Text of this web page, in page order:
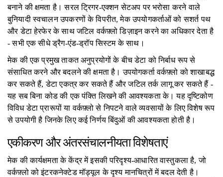
बनाने की क्षमता है। सरल ट्रिगर-एक्शन सेटअप पर भरोसा करने वाले
बुनियादी स्वचालन उपकरणों के विपरीत, मेक उपयोगकर्ताओं को सशर्त पथ
और डेटा हेरफेर के साथ जटिल वर्कफ़्लो डिज़ाइन करने का अधिकार देता है
- सभी एक सीधे ड्रैग-एंड-ड्रॉप सिस्टम के साथ।
मेक की एक प्रमुख ताकत अनुप्रयोगों के बीच डेटा को निर्बाध रूप से
संसाधित करने और बदलने की क्षमता है। उपयोगकर्ता वर्कफ़्लो को शाखाबद्ध
कर सकते हैं, डेटा एकत्र कर सकते हैं और जटिल तर्क लागू कर सकते हैं -
यह सब बिना कोड की एक पंक्ति लिखने की आवश्यकता के। यह दृष्टिकोण
विविध डेटा प्रारूपों या वर्कफ़्लो से निपटने वाले व्यवसायों के लिए विशेष रूप
से उपयोगी है जिनके लिए कई निर्णय बिंदुओं की आवश्यकता होती है।
एकीकरण और अंतरसंचालनीयता विशेषताएं
मेक की कार्यक्षमता के केंद्र में इसकी परिदृश्य-आधारित वास्तुकला है, जो
वर्कफ़्लो को इंटरकनेक्टेड मॉड्यूल के दृश्य मानचित्रों में बदल देती है।